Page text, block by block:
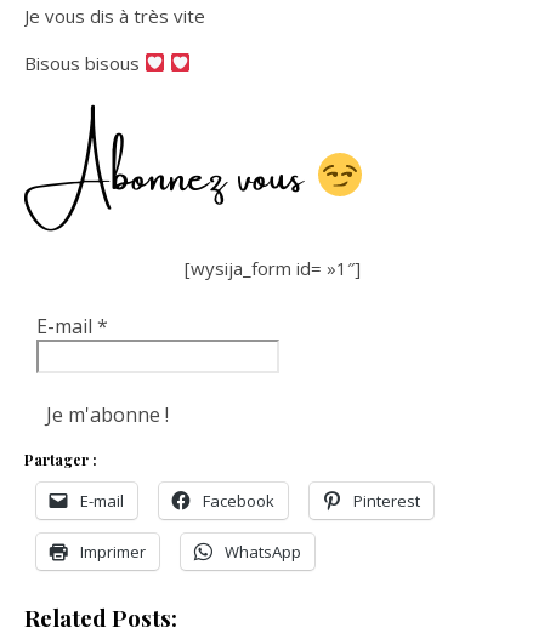
Je vous dis à très vite
Bisous bisous
Abonnez vous
[wysija_form id= »1″]
E-mail *
Partager :
E-mail Facebook Pinterest
Imprimer WhatsApp
Related Posts: